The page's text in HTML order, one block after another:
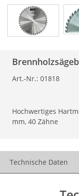
Art.-Nr.: 01818
Hochwertiges
mm, 40 Zähne
Technische Daten